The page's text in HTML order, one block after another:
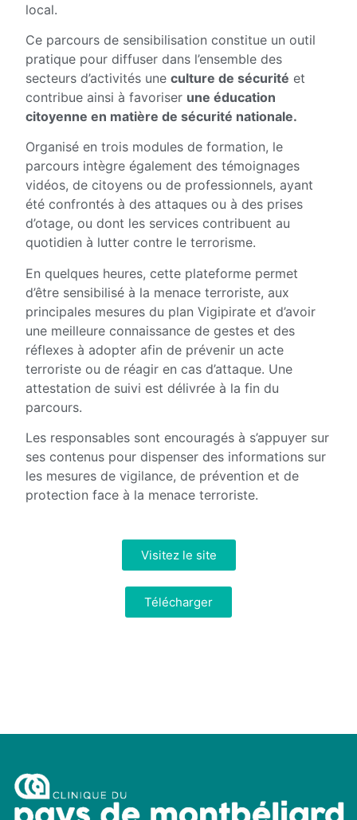
local.
Ce parcours de sensibilisation constitue un outil
pratique pour diffuser dans l’ensemble des
secteurs d’activités une culture de sécurité et
contribue ainsi à favoriser une éducation
citoyenne en matière de sécurité nationale.
Organisé en trois modules de formation, le
parcours intègre également des témoignages
vidéos, de citoyens ou de professionnels, ayant
été confrontés à des attaques ou à des prises
d’otage, ou dont les services contribuent au
quotidien à lutter contre le terrorisme.
En quelques heures, cette plateforme permet
d’être sensibilisé à la menace terroriste, aux
principales mesures du plan Vigipirate et d’avoir
une meilleure connaissance de gestes et des
réflexes à adopter afin de prévenir un acte
terroriste ou de réagir en cas d’attaque. Une
attestation de suivi est délivrée à la fin du
parcours.
Les responsables sont encouragés à s’appuyer sur
ses contenus pour dispenser des informations sur
les mesures de vigilance, de prévention et de
protection face à la menace terroriste.
Visitez le site
Télécharger